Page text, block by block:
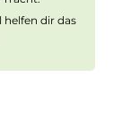
dir das